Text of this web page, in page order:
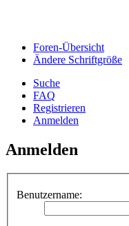
Foren-Übersicht
Ändere Schriftgröße
Suche
FAQ
Registrieren
Anmelden
Anmelden
Benutzername: